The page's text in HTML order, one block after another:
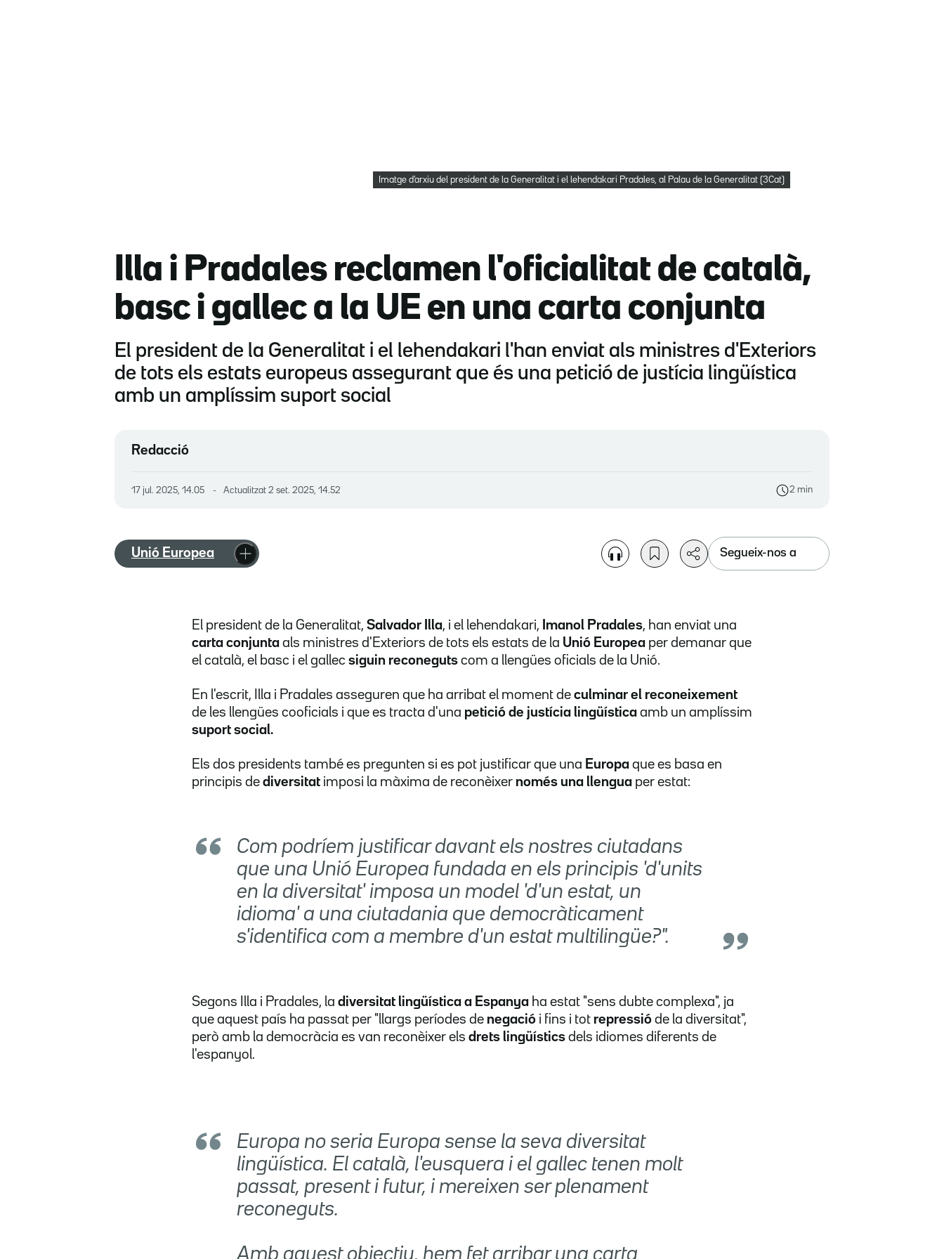
Imatge d'arxiu del president de la Generalitat i el lehendakari Pradales, al Palau de la Generalitat (3Cat)
Illa i Pradales reclamen l'oficialitat de català,
basc i gallec a la UE en una carta conjunta
El president de la Generalitat i el lehendakari l'han enviat als ministres d'Exteriors
de tots els estats europeus assegurant que és una petició de justícia lingüística
amb un amplíssim suport social
Redacció
17 jul. 2025, 14.05 Actualitzat 2 set. 2025, 14.52 2 min
Unió Europea Segueix-nos a
El president de la Generalitat, Salvador Illa, i el lehendakari, Imanol Pradales, han enviat una
carta conjunta als ministres d'Exteriors de tots els estats de la Unió Europea per demanar que
el català, el basc i el gallec siguin reconeguts com a llengües oficials de la Unió.
En l'escrit, Illa i Pradales asseguren que ha arribat el moment de culminar el reconeixement
de les llengües cooficials i que es tracta d'una petició de justícia lingüística amb un amplíssim
suport social.
Els dos presidents també es pregunten si es pot justificar que una Europa que es basa en
principis de diversitat imposi la màxima de reconèixer només una llengua per estat:
Com podríem justificar davant els nostres ciutadans
que una Unió Europea fundada en els principis 'd'units
en la diversitat' imposa un model 'd'un estat, un
idioma' a una ciutadania que democràticament
s'identifica com a membre d'un estat multilingüe?".
Segons Illa i Pradales, la diversitat lingüística a Espanya ha estat "sens dubte complexa", ja
que aquest país ha passat per "llargs períodes de negació i fins i tot repressió de la diversitat",
però amb la democràcia es van reconèixer els drets lingüístics dels idiomes diferents de
l'espanyol.
Europa no seria Europa sense la seva diversitat
lingüística. El català, l'eusquera i el gallec tenen molt
passat, present i futur, i mereixen ser plenament
reconeguts.
Amb aquest objectiu, hem fet arribar una carta